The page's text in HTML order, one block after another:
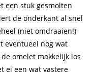
een stuk gesmolten
de onderkant al snel
(niet omdraaien!)
eventueel nog wat
omelet makkelijk los
ei een wat vastere